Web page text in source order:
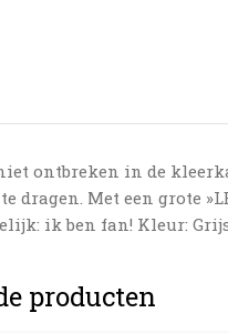
ontbreken in de
dragen. Met een grote
ik ben fan! Kleur:
producten